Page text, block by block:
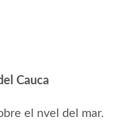
Cauca
el nvel del mar.